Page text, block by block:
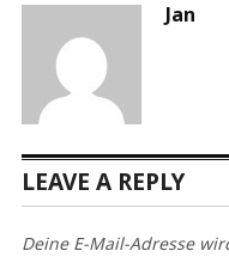
Jan
LEAVE A REPLY
Deine E-Mail-Adresse